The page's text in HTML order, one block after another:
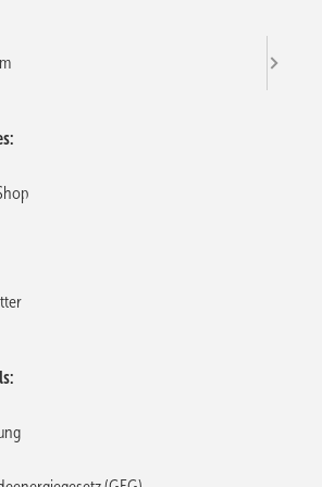
muss beim Klimaschutzprogramm
darin enthaltenen Maßnahmen